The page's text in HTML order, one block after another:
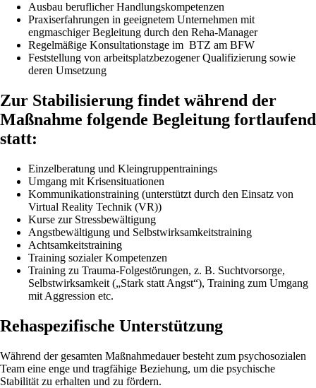
Ausbau beruflicher Handlungskompetenzen
Praxiserfahrungen in geeignetem Unternehmen mit
engmaschiger Begleitung durch den Reha-Manager
Regelmäßige Konsultationstage im BTZ am BFW
Feststellung von arbeitsplatzbezogener Qualifizierung sowie
deren Umsetzung
Zur Stabilisierung findet während der
Maßnahme folgende Begleitung fortlaufend
statt:
Einzelberatung und Kleingruppentrainings
Umgang mit Krisensituationen
Kommunikationstraining (unterstützt durch den Einsatz von
Virtual Reality Technik (VR))
Kurse zur Stressbewältigung
Angstbewältigung und Selbstwirksamkeitstraining
Achtsamkeitstraining
Training sozialer Kompetenzen
Training zu Trauma-Folgestörungen, z. B. Suchtvorsorge,
Selbstwirksamkeit („Stark statt Angst“), Training zum Umgang
mit Aggression etc.
Rehaspezifische Unterstützung
Während der gesamten Maßnahmedauer besteht zum psychosozialen
Team eine enge und tragfähige Beziehung, um die psychische
Stabilität zu erhalten und zu fördern.